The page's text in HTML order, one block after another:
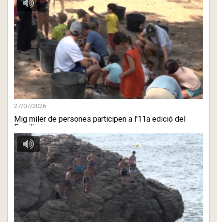
27/07/2026
Mig miler de persones participen a l'11a edició del
Familiaria